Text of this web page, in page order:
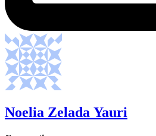
Noelia Zelada Yauri